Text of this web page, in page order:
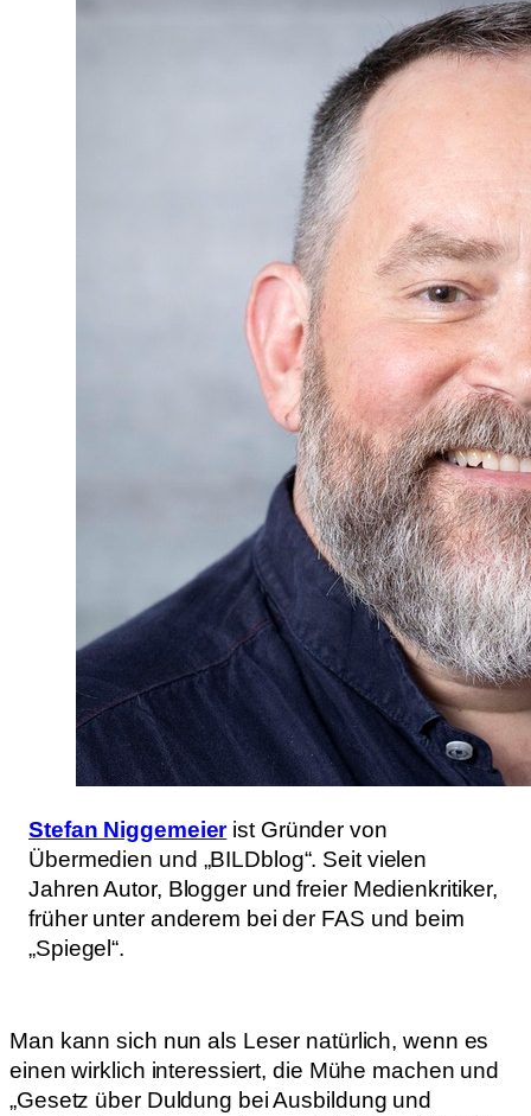
Stefan Niggemeierist Gründer von
Übermedien und „BILDblog“. Seit vielen
Jahren Autor, Blogger und freier Medienkritiker,
früher unter anderem bei der FAS und beim
„Spiegel“.
Man kann sich nun als Leser natürlich, wenn es
einen wirklich interessiert, die Mühe machen und
„Gesetz über Duldung bei Ausbildung und